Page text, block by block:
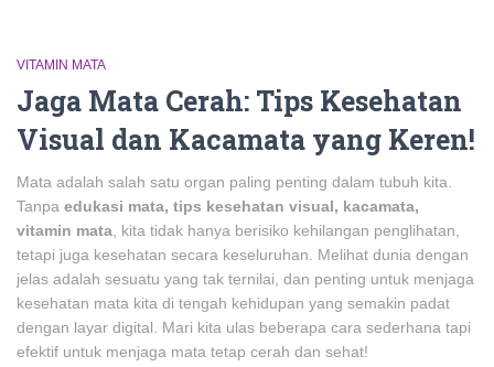
VITAMIN MATA
Jaga Mata Cerah: Tips Kesehatan
Visual dan Kacamata yang Keren!
Mata adalah salah satu organ paling penting dalam tubuh kita.
Tanpa edukasi mata, tips kesehatan visual, kacamata,
vitamin mata , kita tidak hanya berisiko kehilangan penglihatan,
tetapi juga kesehatan secara keseluruhan. Melihat dunia dengan
jelas adalah sesuatu yang tak ternilai, dan penting untuk menjaga
kesehatan mata kita di tengah kehidupan yang semakin padat
dengan layar digital. Mari kita ulas beberapa cara sederhana tapi
efektif untuk menjaga mata tetap cerah dan sehat!